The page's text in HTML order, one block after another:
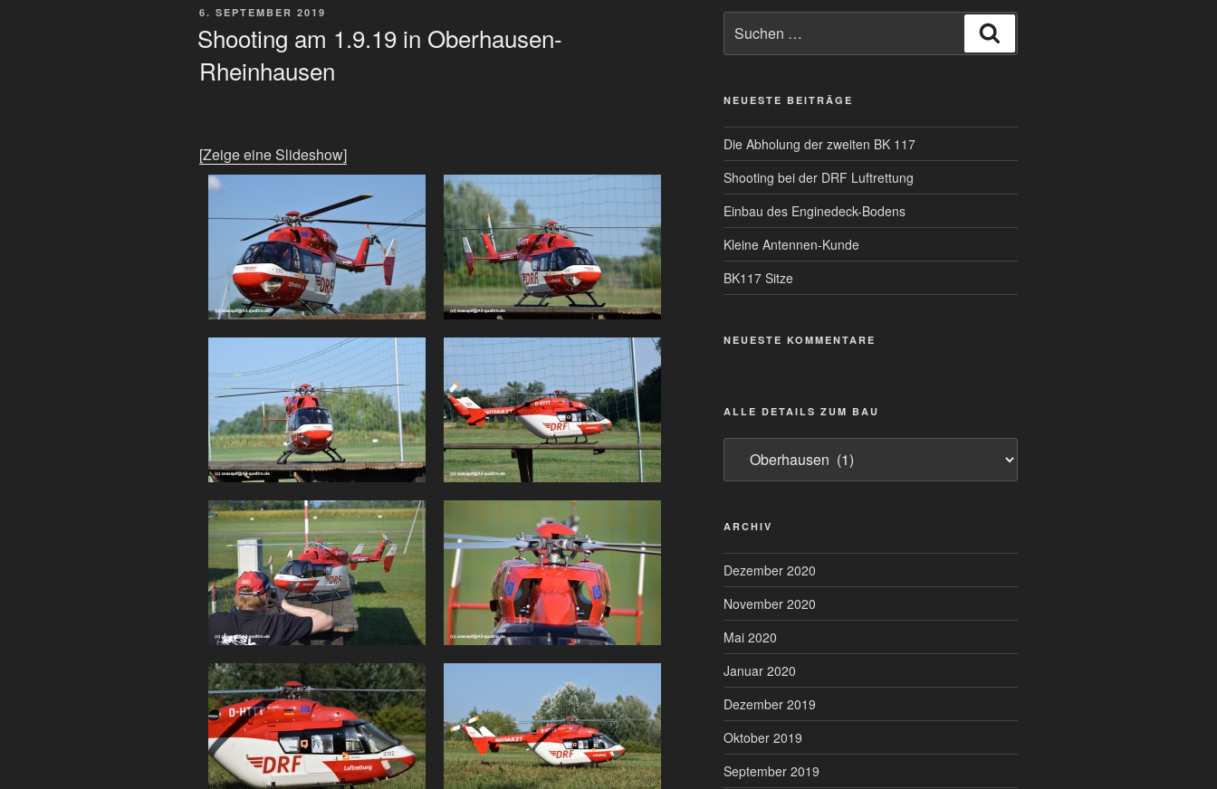
VERÖFFENTLICHT
6. SEPTEMBER 2019
Shooting am 1.9.19 in Oberhausen-
Rheinhausen
[Zeige eine Slideshow]
nach:
NEUESTE BEITRÄGE
Die Abholung der zweiten BK 117
Shooting bei der DRF Luftrettung
Einbau des Enginedeck-Bodens
Kleine Antennen-Kunde
BK117 Sitze
NEUESTE KOMMENTARE
ALLE DETAILS ZUM BAU
Details
zum
ARCHIV
Dezember 2020
November 2020
Mai 2020
Januar 2020
Dezember 2019
Oktober 2019
September 2019